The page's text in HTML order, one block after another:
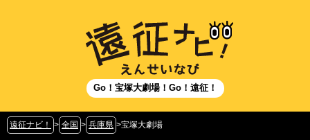
Go！宝塚大劇場！Go！遠征！
遠征ナビ！ > 全国 > 兵庫県 >宝塚大劇場